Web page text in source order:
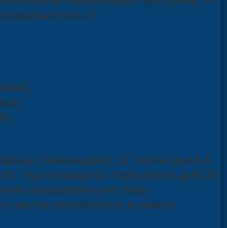
от:
утверждают, от числа дней в
Закономерное появление дня 29
доказательную базу.
чистая математика и ничего